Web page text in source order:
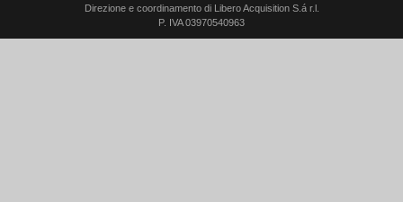
Direzione e coordinamento di Libero Acquisition S.á r.l.
P. IVA 03970540963